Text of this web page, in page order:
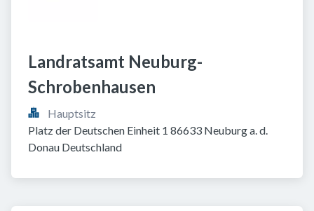
Landratsamt Neuburg-
Schrobenhausen
Hauptsitz
Platz der Deutschen Einheit 1 86633 Neuburg a. d.
Donau Deutschland